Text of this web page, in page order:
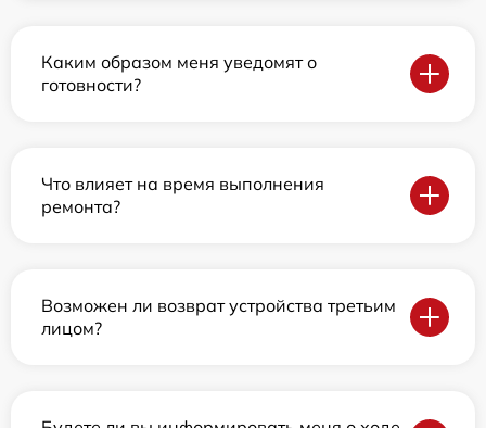
Каким образом меня уведомят о
готовности?
Что влияет на время выполнения
ремонта?
Возможен ли возврат устройства третьим
лицом?